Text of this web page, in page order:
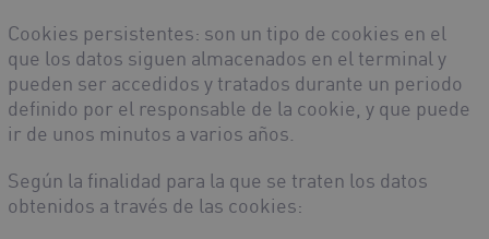
Cookies persistentes: son un tipo de cookies en el
que los datos siguen almacenados en el terminal y
pueden ser accedidos y tratados durante un periodo
definido por el responsable de la cookie, y que puede
ir de unos minutos a varios años.
Según la finalidad para la que se traten los datos
obtenidos a través de las cookies: